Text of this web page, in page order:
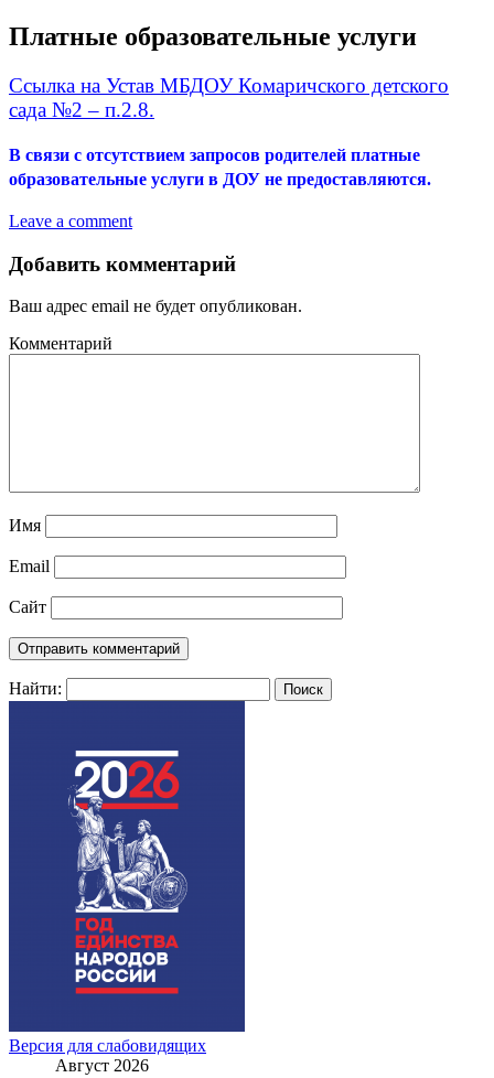
Платные образовательные услуги
Ссылка на Устав МБДОУ Комаричского детского
сада №2 – п.2.8.
В связи с отсутствием запросов родителей платные
образовательные услуги в ДОУ не предоставляются.
Leave a comment
Добавить комментарий
Ваш адрес email не будет опубликован.
Комментарий
Имя
Email
Сайт
Найти:
Версия для слабовидящих
Август 2026